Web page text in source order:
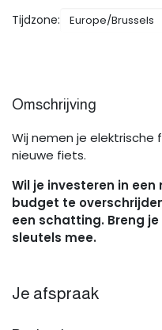
Tijdzone:
Omschrijving
Wij nemen je elektrische
nieuwe fiets.
Wil je investeren in
budget te
een schatting. Breng
sleutels mee.
Je afspraak